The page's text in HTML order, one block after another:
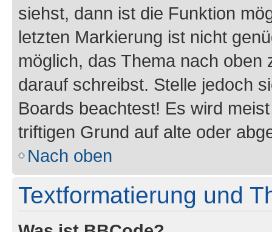
siehst, dann ist die Funktion
letzten Markierung ist nicht
möglich, das Thema nach oben
darauf schreibst. Stelle jedoch
Boards beachtest! Es wird
triftigen Grund auf alte oder
Nach oben
Textformatierung und